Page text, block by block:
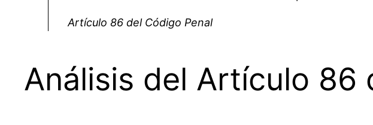
Artículo 86 del Código Penal
Análisis del Artículo 86